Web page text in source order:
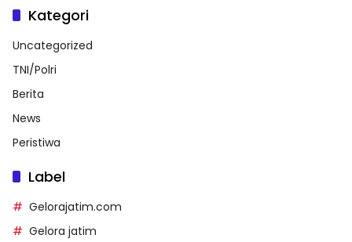
Kategori
Uncategorized
TNI/Polri
Berita
News
Peristiwa
Label
Gelorajatim.com
Gelora jatim